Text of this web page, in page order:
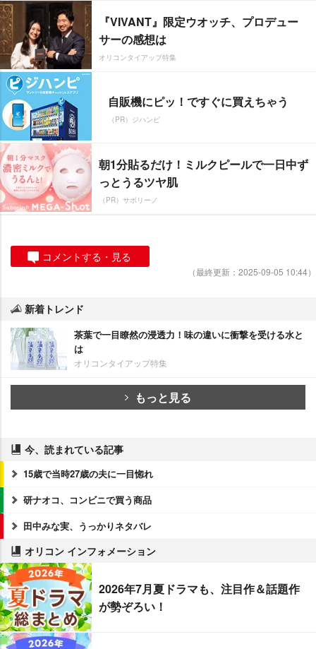
『VIVANT』限定ウオッチ、プロデュー
サーの感想は
オリコンタイアップ特集
自販機にピッ！ですぐに買えちゃう
（PR）ジハンピ
朝1分貼るだけ！ミルクピールで一日中ず
っとうるツヤ肌
（PR）サボリーノ
コメントする・見る
（最終更新：2025-09-05 10:44）
新着トレンド
茶葉で一目瞭然の浸透力！味の違いに衝撃を受ける水と
は
オリコンタイアップ特集
もっと見る
今、読まれている記事
15歳で当時27歳の夫に一目惚れ
研ナオコ、コンビニで買う商品
田中みな実、うっかりネタバレ
オリコン インフォメーション
2026年7月夏ドラマも、注目作＆話題作
が勢ぞろい！